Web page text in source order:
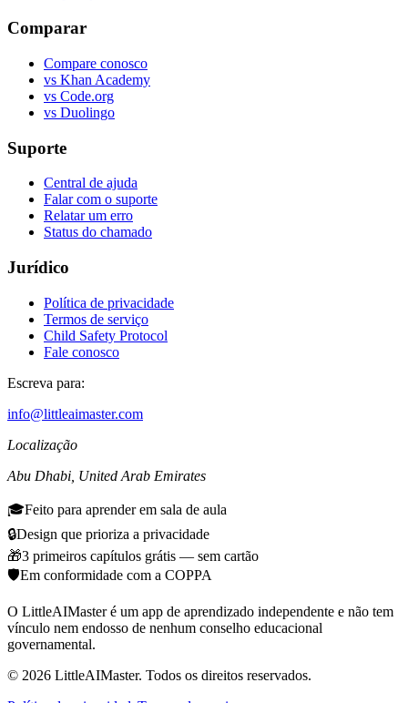
Comparar
Compare conosco
vs Khan Academy
vs Code.org
vs Duolingo
Suporte
Central de ajuda
Falar com o suporte
Relatar um erro
Status do chamado
Jurídico
Política de privacidade
Termos de serviço
Child Safety Protocol
Fale conosco
Escreva para:
info@littleaimaster.com
Localização
Abu Dhabi United Arab Emirates
🎓Feito para aprender em sala de aula
🔒Design que prioriza a privacidade
🎁3 primeiros capítulos grátis — sem cartão
🛡️Em conformidade com a COPPA
O LittleAIMaster é um app de aprendizado independente e não tem
vínculo nem endosso de nenhum conselho educacional
governamental.
© 2026 LittleAIMaster. Todos os direitos reservados.